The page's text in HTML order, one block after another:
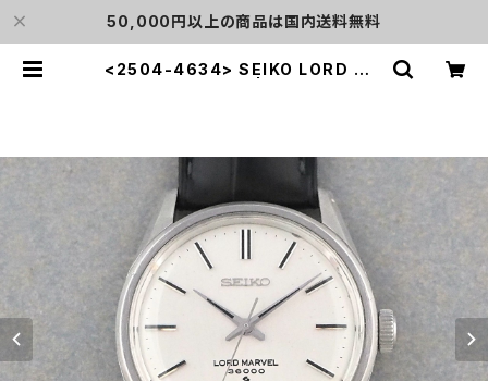
50,000円以上の商品は国内送料無料
<2504-4634> SEIKO LORD MA